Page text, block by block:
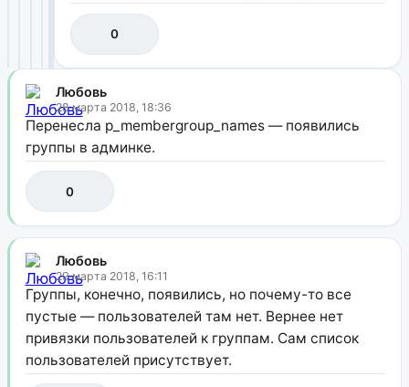
0
Любовь
28 марта 2018, 18:36
Перенесла p_membergroup_names — появились
группы в админке.
0
Любовь
29 марта 2018, 16:11
Группы, конечно, появились, но почему-то все
пустые — пользователей там нет. Вернее нет
привязки пользователей к группам. Сам список
пользователей присутствует.